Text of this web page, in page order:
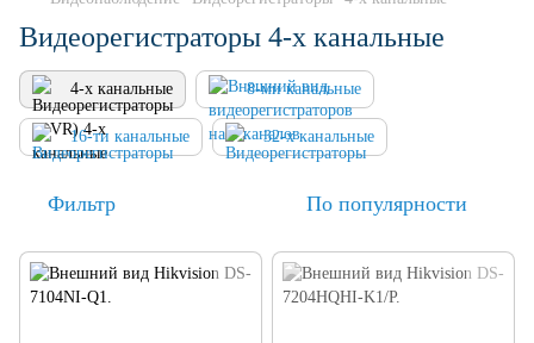
Видеорегистраторы 4-х канальные
4-х канальные 8-ми канальные
16-ти канальные 32-х канальные
Фильтр По популярности